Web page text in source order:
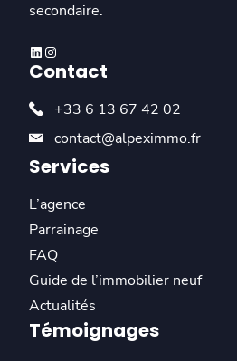
secondaire.
Linkedin Instagram
Contact
+33 6 13 67 42 02
contact@alpeximmo.fr
Services
L’agence
Parrainage
FAQ
Guide de l’immobilier neuf
Actualités
Témoignages